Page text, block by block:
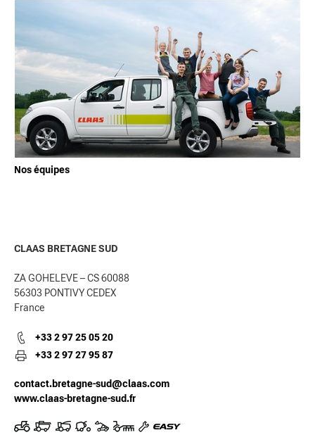
Nos équipes
CLAAS BRETAGNE SUD
ZA GOHELEVE – CS 60088
56303 PONTIVY CEDEX
France
+33 2 97 25 05 20
+33 2 97 27 95 87
contact.bretagne-sud@claas.com
www.claas-bretagne-sud.fr